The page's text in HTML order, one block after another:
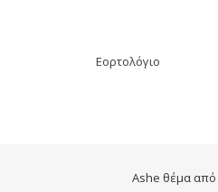
Εορτολόγιο
Ashe θέμα από